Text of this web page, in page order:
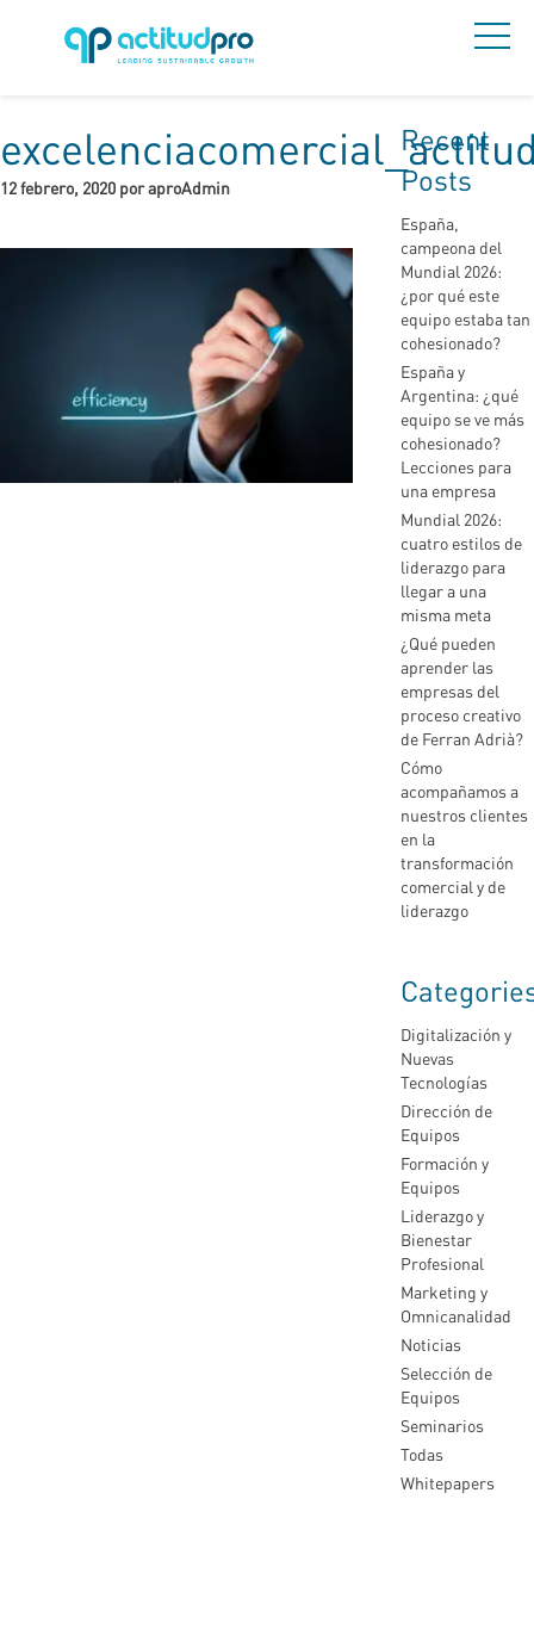
12 febrero, 2020 por aproAdmin
Recent
Posts
España,
campeona del
Mundial 2026:
¿por qué este
equipo estaba tan
cohesionado?
España y
Argentina: ¿qué
equipo se ve más
cohesionado?
Lecciones para
una empresa
Mundial 2026:
cuatro estilos de
liderazgo para
llegar a una
misma meta
¿Qué pueden
aprender las
empresas del
proceso creativo
de Ferran Adrià?
Cómo
acompañamos a
nuestros clientes
en la
transformación
comercial y de
liderazgo
Digitalización y
Nuevas
Tecnologías
Dirección de
Equipos
Formación y
Equipos
Liderazgo y
Bienestar
Profesional
Marketing y
Omnicanalidad
Noticias
Selección de
Equipos
Seminarios
Todas
Whitepapers